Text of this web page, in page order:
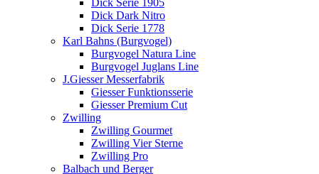
Dick Serie 1905
Dick Dark Nitro
Dick Serie 1778
Karl Bahns (Burgvogel)
Burgvogel Natura Line
Burgvogel Juglans Line
J.Giesser Messerfabrik
Giesser Funktionsserie
Giesser Premium Cut
Zwilling
Zwilling Gourmet
Zwilling Vier Sterne
Zwilling Pro
Balbach und Berger